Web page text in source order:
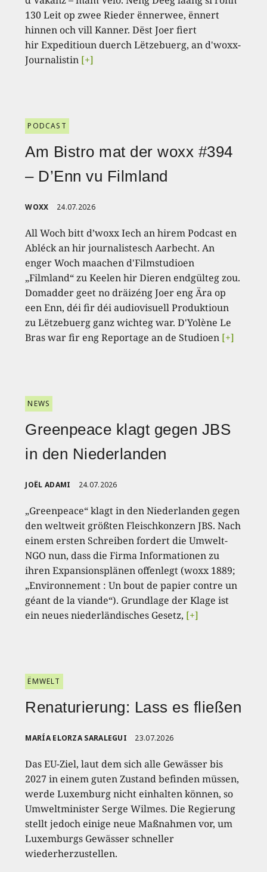
130 Leit op zwee Rieder ënnerwee, ënnert
hinnen och vill Kanner. Dëst Joer fiert
hir Expeditioun duerch Lëtzebuerg, an d'woxx-
Journalistin [+]
PODCAST
Am Bistro mat der woxx #394
– D’Enn vu Filmland
WOXX 24.07.2026
All Woch bitt d’woxx Iech an hirem Podcast en
Abléck an hir journalistesch Aarbecht. An
enger Woch maachen d'Filmstudioen
„Filmland“ zu Keelen hir Dieren endgülteg zou.
Domadder geet no dräizéng Joer eng Ära op
een Enn, déi fir déi audiovisuell Produktioun
zu Lëtzebuerg ganz wichteg war. D'Yolène Le
Bras war fir eng Reportage an de Studioen [+]
NEWS
Greenpeace klagt gegen JBS
in den Niederlanden
JOËL ADAMI 24.07.2026
„Greenpeace“ klagt in den Niederlanden gegen
den weltweit größten Fleischkonzern JBS. Nach
einem ersten Schreiben fordert die Umwelt-
NGO nun, dass die Firma Informationen zu
ihren Expansionsplänen offenlegt (woxx 1889;
„Environnement : Un bout de papier contre un
géant de la viande“). Grundlage der Klage ist
ein neues niederländisches Gesetz, [+]
ËMWELT
Renaturierung: Lass es fließen
MARÍA ELORZA SARALEGUI 23.07.2026
Das EU-Ziel, laut dem sich alle Gewässer bis
2027 in einem guten Zustand befinden müssen,
werde Luxemburg nicht einhalten können, so
Umweltminister Serge Wilmes. Die Regierung
stellt jedoch einige neue Maßnahmen vor, um
Luxemburgs Gewässer schneller
wiederherzustellen.